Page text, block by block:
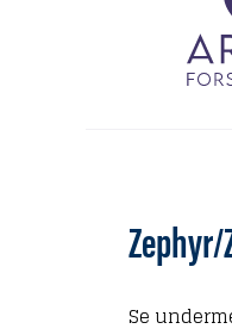
Se